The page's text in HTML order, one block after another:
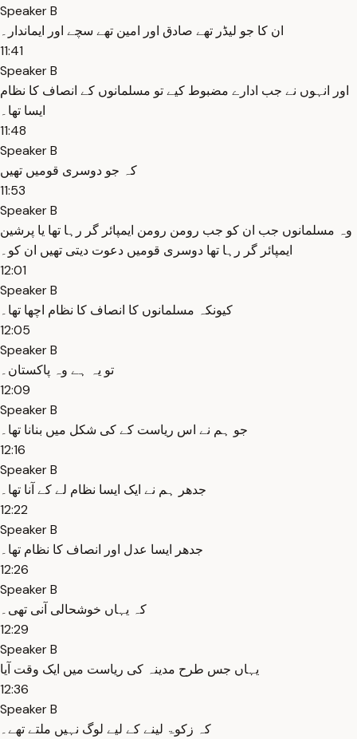
Speaker B
ان کا جو لیڈر تھے صادق اور امین تھے سچے اور ایماندار۔
11:41
Speaker B
اور انہوں نے جب ادارے مضبوط کیے تو مسلمانوں کے انصاف کا نظام
ایسا تھا۔
11:48
Speaker B
کہ جو دوسری قومیں تھیں
11:53
Speaker B
وہ مسلمانوں جب ان کو جب رومن رومن ایمپائر گر رہا تھا یا پرشین
ایمپائر گر رہا تھا دوسری قومیں دعوت دیتی تھیں ان کو۔
12:01
Speaker B
کیونکہ مسلمانوں کا انصاف کا نظام اچھا تھا۔
12:05
Speaker B
تو یہ ہے وہ پاکستان۔
12:09
Speaker B
جو ہم نے اس ریاست کے کی شکل میں بنانا تھا۔
12:16
Speaker B
جدھر ہم نے ایک ایسا نظام لے کے آنا تھا۔
12:22
Speaker B
جدھر ایسا عدل اور انصاف کا نظام تھا۔
12:26
Speaker B
کہ یہاں خوشحالی آنی تھی۔
12:29
Speaker B
یہاں جس طرح مدینہ کی ریاست میں ایک وقت آیا
12:36
Speaker B
کہ زکوۃ لینے کے لیے لوگ نہیں ملتے تھے۔